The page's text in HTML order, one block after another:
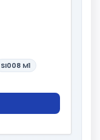
SI008 M1